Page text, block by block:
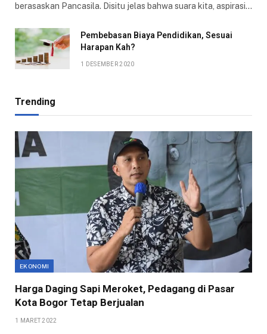
berasaskan Pancasila. Disitu jelas bahwa suara kita, aspirasi…
Pembebasan Biaya Pendidikan, Sesuai
Harapan Kah?
1 DESEMBER 2020
Trending
EKONOMI
Harga Daging Sapi Meroket, Pedagang di Pasar
Kota Bogor Tetap Berjualan
1 MARET 2022